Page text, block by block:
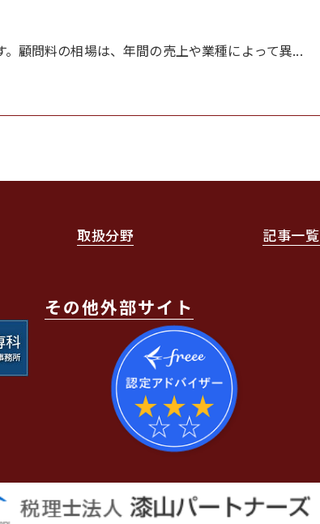
顧問料の相場は、年間の売上や業種によって異...
取扱分野 記事一覧
その他外部サイト